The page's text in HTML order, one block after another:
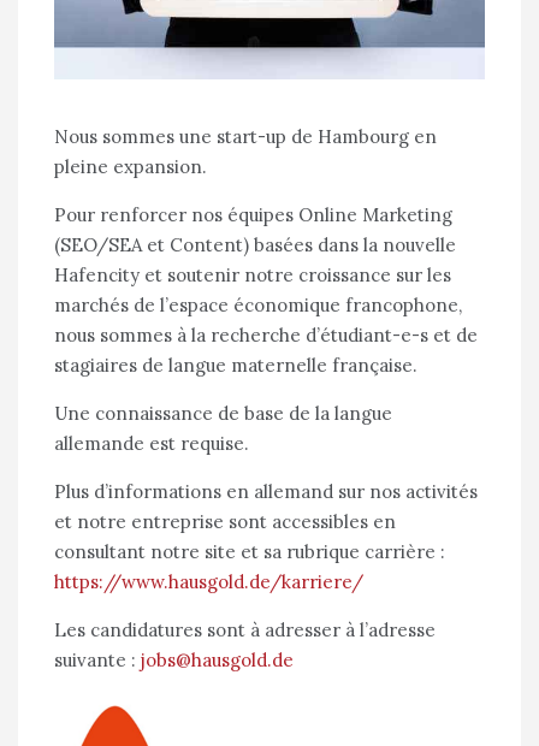
Nous sommes une start-up de Hambourg en
pleine expansion.
Pour renforcer nos équipes Online Marketing
(SEO/SEA et Content) basées dans la nouvelle
Hafencity et soutenir notre croissance sur les
marchés de l’espace économique francophone,
nous sommes à la recherche d’étudiant-e-s et de
stagiaires de langue maternelle française.
Une connaissance de base de la langue
allemande est requise.
Plus d’informations en allemand sur nos activités
et notre entreprise sont accessibles en
consultant notre site et sa rubrique carrière :
https://www.hausgold.de/karriere/
Les candidatures sont à adresser à l’adresse
suivante : jobs@hausgold.de